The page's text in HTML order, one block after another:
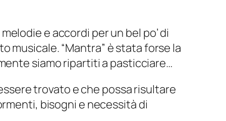
e accordi per un bel po’ di
musicale. “Mantra” è stata forse la
siamo ripartiti a pasticciare…
trovato e che possa risultare
bisogni e necessità di